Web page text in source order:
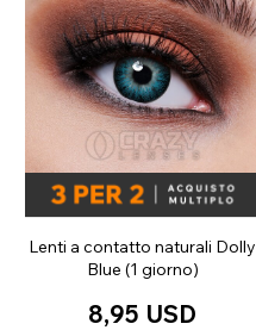
Lenti a contatto naturali Dolly
Blue (1 giorno)
8,95 USD